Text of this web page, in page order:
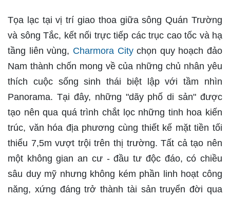
Tọa lạc tại vị trí giao thoa giữa sông Quán Trường
và sông Tắc, kết nối trực tiếp các trục cao tốc và hạ
tầng liên vùng, Charmora Citychọn quy hoạch đảo
Nam thành chốn mong về của những chủ nhân yêu
thích cuộc sống sinh thái biệt lập với tầm nhìn
Panorama. Tại đây, những "dãy phố di sản" được
tạo nên qua quá trình chắt lọc những tinh hoa kiến
trúc, văn hóa địa phương cùng thiết kế mặt tiền tối
thiểu 7,5m vượt trội trên thị trường. Tất cả tạo nên
một không gian an cư - đầu tư độc đáo, có chiều
sâu duy mỹ nhưng không kém phần linh hoạt công
năng, xứng đáng trở thành tài sản truyển đời qua